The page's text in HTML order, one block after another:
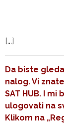
[...]
Da biste
nalog. Vi
SAT HUB. I
ulogovati na
Klikom na